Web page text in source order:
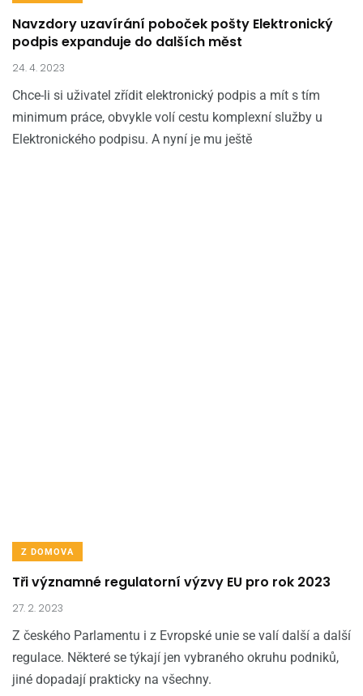
Navzdory uzavírání poboček pošty Elektronický
podpis expanduje do dalších měst
24. 4. 2023
Chce-li si uživatel zřídit elektronický podpis a mít s tím
minimum práce, obvykle volí cestu komplexní služby u
Elektronického podpisu. A nyní je mu ještě
Z DOMOVA
Tři významné regulatorní výzvy EU pro rok 2023
27. 2. 2023
Z českého Parlamentu i z Evropské unie se valí další a další
regulace. Některé se týkají jen vybraného okruhu podniků,
jiné dopadají prakticky na všechny.